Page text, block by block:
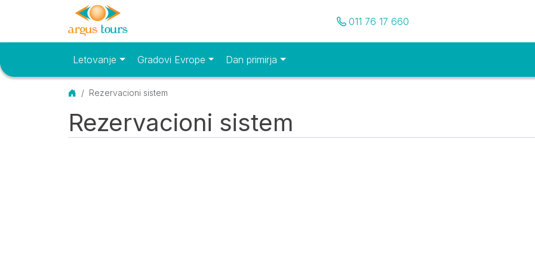
Pozovite nas
011 76 17 660
Osnovni meniLetovanje Gradovi Evrope Dan primirja
Početna
Rezervacioni sistem
Rezervacioni sistem